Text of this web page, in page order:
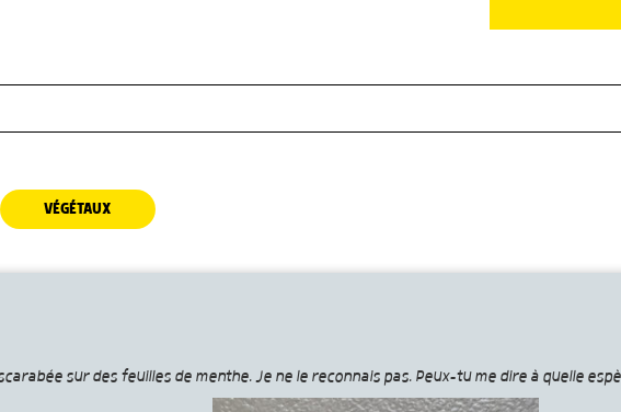
VÉGÉTAUX
sur des feuilles de menthe. Je ne le reconnais pas. Peux-tu me dire à quelle